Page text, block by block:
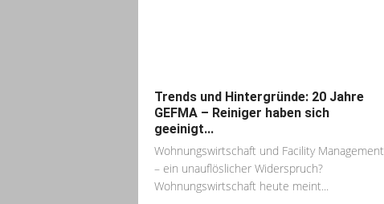
Trends und Hintergründe: 20 Jahre
GEFMA – Reiniger haben sich
geeinigt...
Wohnungswirtschaft und Facility Management
– ein unauflöslicher Widerspruch?
Wohnungswirtschaft heute meint...